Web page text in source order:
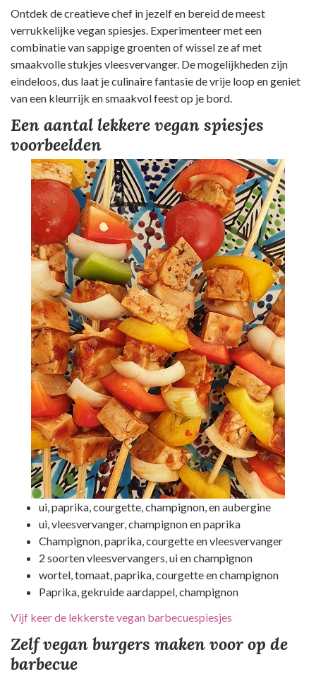
Ontdek de creatieve chef in jezelf en bereid de meest
verrukkelijke vegan spiesjes. Experimenteer met een
combinatie van sappige groenten of wissel ze af met
smaakvolle stukjes vleesvervanger. De mogelijkheden zijn
eindeloos, dus laat je culinaire fantasie de vrije loop en geniet
van een kleurrijk en smaakvol feest op je bord.
Een aantal lekkere vegan spiesjes
voorbeelden
ui, paprika, courgette, champignon, en aubergine
ui, vleesvervanger, champignon en paprika
Champignon, paprika, courgette en vleesvervanger
2 soorten vleesvervangers, ui en champignon
wortel, tomaat, paprika, courgette en champignon
Paprika, gekruide aardappel, champignon
Vijf keer de lekkerste vegan barbecuespiesjes
Zelf vegan burgers maken voor op de
barbecue